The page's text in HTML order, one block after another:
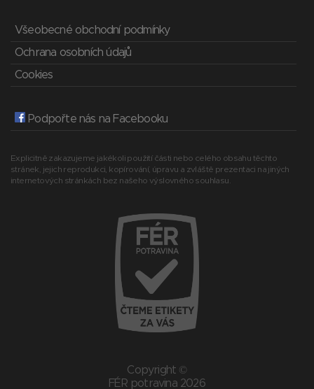
Všeobecné obchodní podmínky
Ochrana osobních údajů
Cookies
Podpořte nás na Facebooku
Explicitně zakazujeme jakékoli použití části nebo celého obsahu těchto
stránek, jejich reprodukci, kopírování, úpravu a zvláště prezentaci na jiných
internetových stránkách bez našeho výslovného souhlasu.
Copyright ©
FÉR potravina 2026